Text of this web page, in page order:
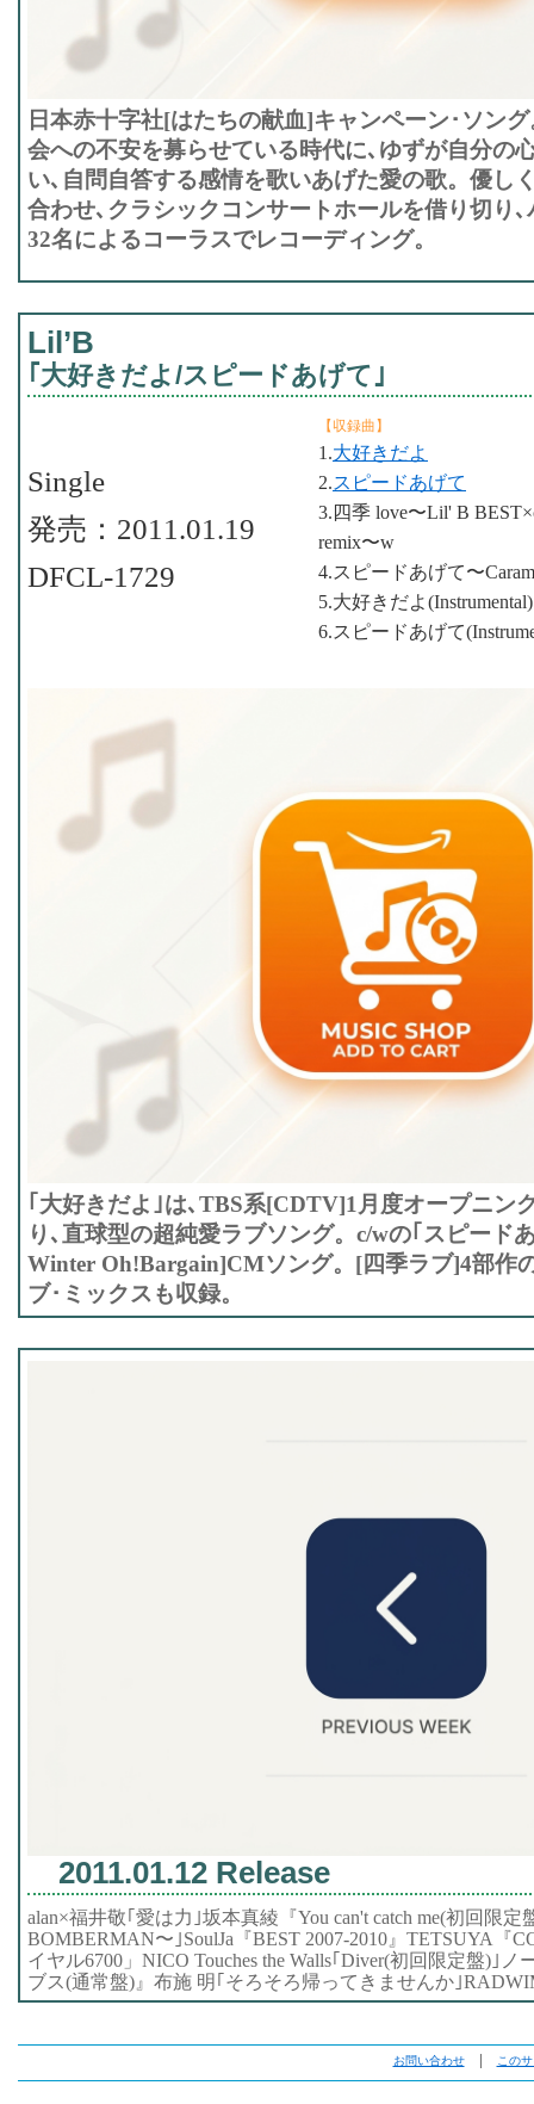
日本赤十字社[はたちの献血]キャンペーン･ソン
会への不安を募らせている時代に､ゆずが自分の
い､自問自答する感情を歌いあげた愛の歌。優し
合わせ､クラシックコンサートホールを借り切り
32名によるコーラスでレコーディング。
Lil’B
｢大好きだよ/スピードあげて｣
【収録曲】
1.大好きだよ
2.スピードあげて
3.四季 love〜Lil' B
remix〜w
4.スピードあげて〜
5.大好きだよ(Instrumental)
6.スピードあげて
Single
発売：2011.01.19
DFCL-1729
｢大好きだよ｣は､TBS系[CDTV]1月度オープニン
り､直球型の超純愛ラブソング。c/wの｢スピード
Winter Oh!Bargain]CMソング。[四季ラブ]4部作
ブ･ミックスも収録。
2011.01.12 Release
alan×福井敬｢愛は力｣坂本真綾『You can't catch me(初回限
BOMBERMAN〜｣SoulJa『BEST 2007-2010』TETSUYA『
イヤル6700」NICO Touches the Walls｢Diver(初回限定盤)｣
ブス(通常盤)』布施 明｢そろそろ帰ってきませんか｣
お問い合わせ│ この